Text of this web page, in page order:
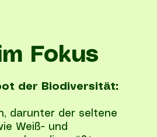
Fokus
der Biodiversität:
darunter der seltene
Weiß- und